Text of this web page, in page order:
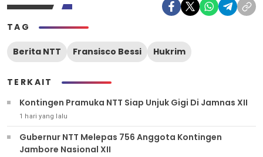
TAG
Berita NTT Fransisco Bessi Hukrim
TERKAIT
Kontingen Pramuka NTT Siap Unjuk Gigi Di Jamnas XII
1 hari yang lalu
Gubernur NTT Melepas 756 Anggota Kontingen
Jambore Nasional XII